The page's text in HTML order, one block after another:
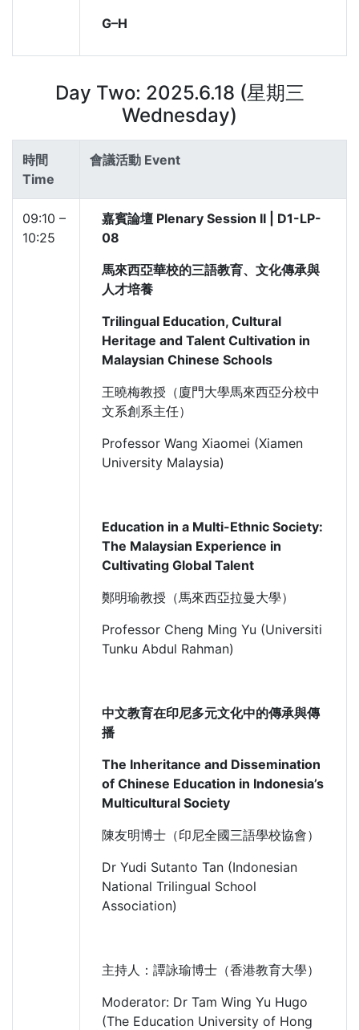
G–H
Day Two: 2025.6.18 (星期三
Wednesday)
時間
Time
會議活動 Event
09:10 –
10:25
嘉賓論壇 Plenary Session II | D1-LP-
08
馬來西亞華校的三語教育、文化傳承與
人才培養
Trilingual Education, Cultural
Heritage and Talent Cultivation in
Malaysian Chinese Schools
王曉梅教授（廈門大學馬來西亞分校中
文系創系主任）
Professor Wang Xiaomei (Xiamen
University Malaysia)
Education in a Multi-Ethnic Society:
The Malaysian Experience in
Cultivating Global Talent
鄭明瑜教授（馬來西亞拉曼大學）
Professor Cheng Ming Yu (Universiti
Tunku Abdul Rahman)
中文教育在印尼多元文化中的傳承與傳
播
The Inheritance and Dissemination
of Chinese Education in Indonesia’s
Multicultural Society
陳友明博士（印尼全國三語學校協會）
Dr Yudi Sutanto Tan (Indonesian
National Trilingual School
Association)
主持人：譚詠瑜博士（香港教育大學）
Moderator: Dr Tam Wing Yu Hugo
(The Education University of Hong